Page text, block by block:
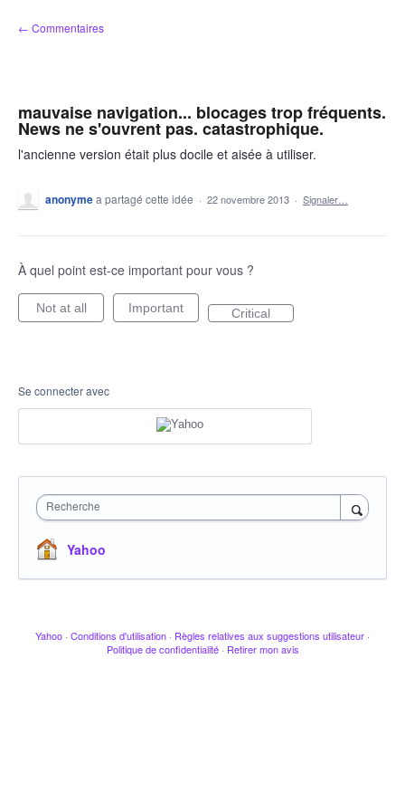
Aller
au
← Commentaires
mauvaise navigation... blocages trop fréquents.
News ne s'ouvrent pas. catastrophique.
l'ancienne version était plus docile et aisée à utiliser.
anonymea partagé cette idée · 22 novembre 2013 · Signaler…
À quel point est-ce important pour vous ?
Not at all Important Critical
Se connecter avec
Recherche
Yahoo
Yahoo · Conditions d'utilisation · Règles relatives aux suggestions utilisateur ·
Politique de confidentialité · Retirer mon avis